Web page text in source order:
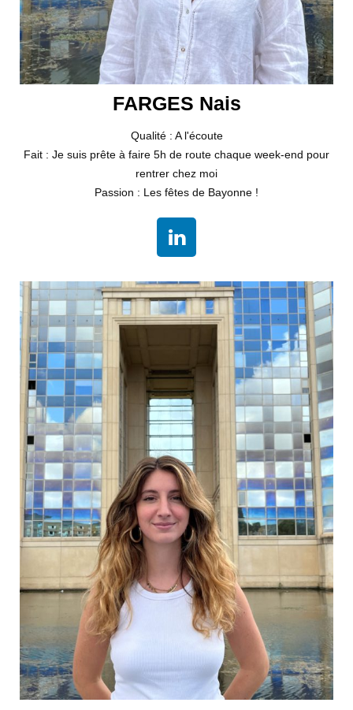
FARGES Nais
Qualité : A l'écoute
Fait : Je suis prête à faire 5h de route chaque week-end pour
rentrer chez moi
Passion : Les fêtes de Bayonne !